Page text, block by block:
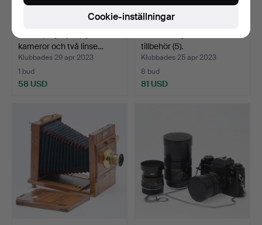
kameror och två linse…
Klubbades 29 apr 2023
1 bud
58 USD
tillbehör (5).
Klubbades 25 apr 2023
8 bud
81 USD
Cookie-inställningar